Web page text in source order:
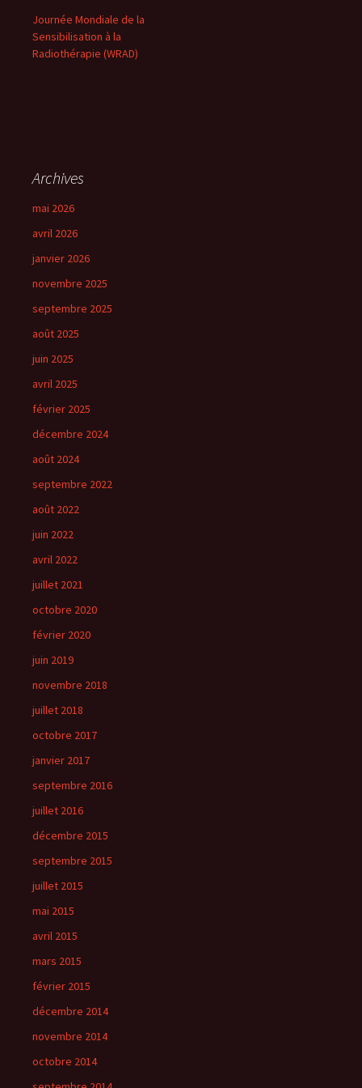
Journée Mondiale de la
Sensibilisation à la
Radiothérapie (WRAD)
Archives
mai 2026
avril 2026
janvier 2026
novembre 2025
septembre 2025
août 2025
juin 2025
avril 2025
février 2025
décembre 2024
août 2024
septembre 2022
août 2022
juin 2022
avril 2022
juillet 2021
octobre 2020
février 2020
juin 2019
novembre 2018
juillet 2018
octobre 2017
janvier 2017
septembre 2016
juillet 2016
décembre 2015
septembre 2015
juillet 2015
mai 2015
avril 2015
mars 2015
février 2015
décembre 2014
novembre 2014
octobre 2014